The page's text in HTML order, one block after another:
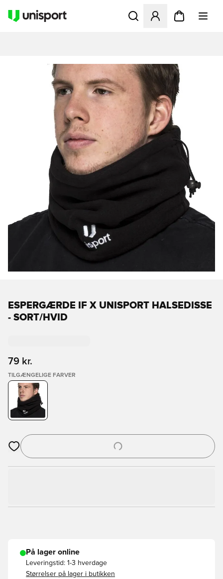
Åbner en Modal til at
ESPERGÆRDE IF X UNISPORT HALSEDISSE
- SORT/HVID
79 kr.
TILGÆNGELIGE FARVER
Åbner en Modal til at logge ind eller tilmelde dig som medlem
På lager online
Leveringstid: 1-3 hverdage
Størrelser på lager i butikken